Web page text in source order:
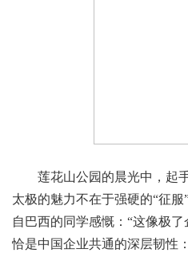
莲花山公园的晨光中，起
太极的魅力不在于强硬的“征
自巴西的同学感慨：“这像极
恰是中国企业共通的深层韧性